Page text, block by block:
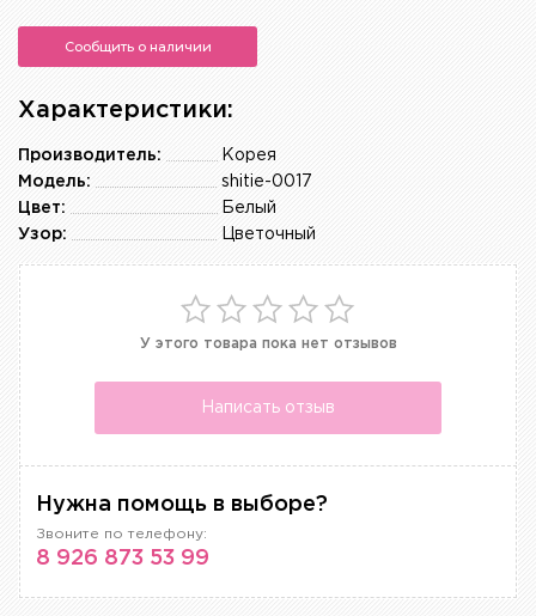
Сообщить о наличии
Характеристики:
Корея
Производитель:
shitie-0017
Модель:
Белый
Цвет:
Цветочный
Узор:
У этого товара пока нет отзывов
Написать отзыв
Нужна помощь в выборе?
Звоните по телефону:
8 926 873 53 99